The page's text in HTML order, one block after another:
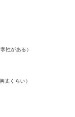
性がある）
丈くらい）